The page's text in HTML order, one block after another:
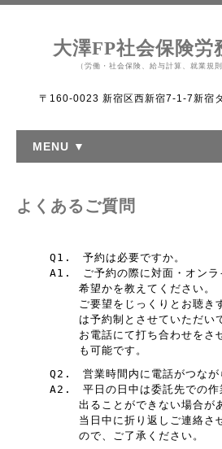
大澤FP社会保険労
（労働・社会保険、給与計算、就業規
〒160-0023 新宿区西新宿7-1-7新宿
MENU ▼
よくあるご質問
Q1.
予約は必要ですか。
A1.
ご予約の際に対面・オンラ
希望かを教えてください。
ご要望をじっくりとお聴き
は予約制とさせていただい
お電話にて打ち合わせをさ
も可能です。
Q2.
営業時間内に電話がつなが
A2.
平日の日中は委託先での作
出ることができない場合が
当日中に折り返しご連絡さ
ので、ご了承ください。